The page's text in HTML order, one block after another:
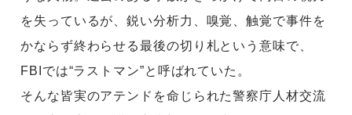
を失っているが、鋭い分析⼒、嗅覚、触覚で事件を
かならず終わらせる最後の切り札という意味で、
FBIでは“ラストマン”と呼ばれていた。
そんな皆実のアテンドを命じられた警察庁⼈材交流